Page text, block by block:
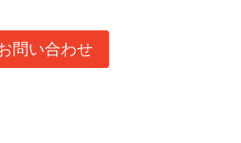
問い合わせ